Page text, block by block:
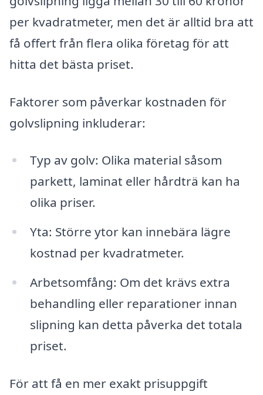
per kvadratmeter, men det är alltid bra att
få offert från flera olika företag för att
hitta det bästa priset.
Faktorer som påverkar kostnaden för
golvslipning inkluderar:
Typ av golv: Olika material såsom
parkett, laminat eller hårdträ kan ha
olika priser.
Yta: Större ytor kan innebära lägre
kostnad per kvadratmeter.
Arbetsomfång: Om det krävs extra
behandling eller reparationer innan
slipning kan detta påverka det totala
priset.
För att få en mer exakt prisuppgift